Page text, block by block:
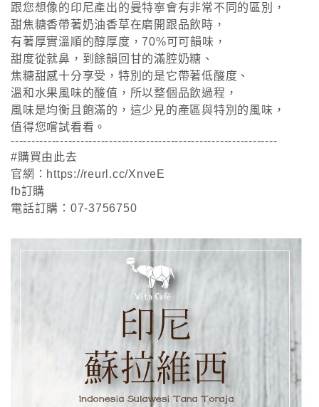
跟您想像的印尼產出的曼特寧會有非常不同的區別，
甜焦糖香帶著奶油香草在磨開跟品飲時，
有著厚實溫順的醇厚度，70%可可韻味，
甜度從就鼻，到餘韻回甘的滿腔奶糖、
焦糖甜感十分享受，特別的是它帶著低酸度、
溫和水果風味的酸值，所以整個品飲過程，
風味是均衡且飽滿的，這少見的產區與特別的風味，
值得您嚐試看看。
-----------------------------------------------------------------
#購買由此去
官網：https://reurl.cc/XnveE
fb訂購
電話訂購：07-3756750